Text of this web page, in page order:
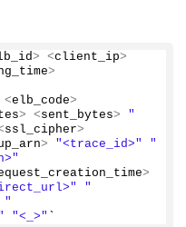
> <client_ip>
>
<elb_code>
> <sent_bytes>
"
ssl_cipher>
> "<trace_id>"
"
>
"
"
"<_>" `